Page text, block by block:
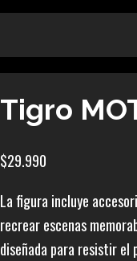
Tigro
$29.990
La figura incluye
recrear escenas
diseñada para resistir el